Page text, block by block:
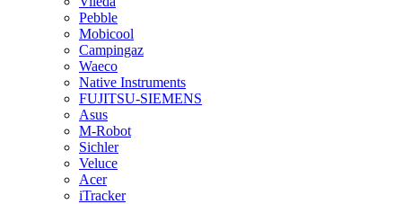
Pebble
Mobicool
Campingaz
Waeco
Native Instruments
FUJITSU-SIEMENS
Asus
M-Robot
Sichler
Veluce
Acer
iTracker